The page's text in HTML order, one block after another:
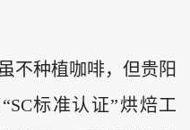
不种植咖啡，但贵阳
标准认证”烘焙工